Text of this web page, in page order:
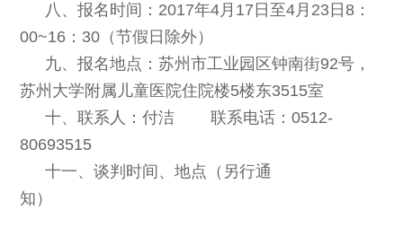
八、报名时间：2017年4月17日至4月23日8：
00~16：30（节假日除外）
九、报名地点：苏州市工业园区钟南街92号，
苏州大学附属儿童医院住院楼5楼东3515室
十、联系人：付洁 联系电话：0512-
80693515
十一、谈判时间、地点（另行通
知）